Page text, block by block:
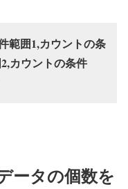
範囲1,カウントの条
,カウントの条件
ータの個数を